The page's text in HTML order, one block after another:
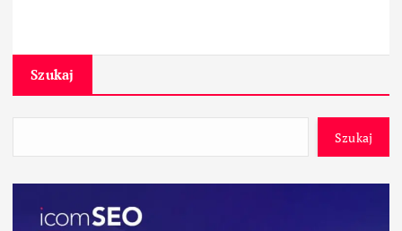
Szukaj
Szukaj